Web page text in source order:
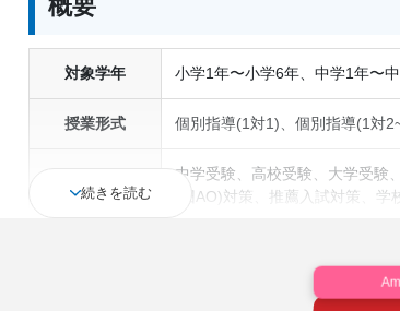
概要
対象学年 小学1年〜小学6年、中学1年〜
授業形式 個別指導(1対1)、個別指導(1対
通塾の目的
中学受験、高校受験、大学受験
(旧AO)対策、推薦入試対策、
中高一貫校生に対応、特待生
のみの受講可、発達障害・学
続きを読む